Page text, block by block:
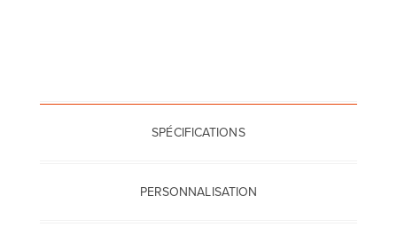
SPÉCIFICATIONS
PERSONNALISATION